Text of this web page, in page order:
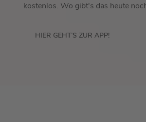
kostenlos. Wo gibt's das heute
HIER GEHT’S ZUR APP!